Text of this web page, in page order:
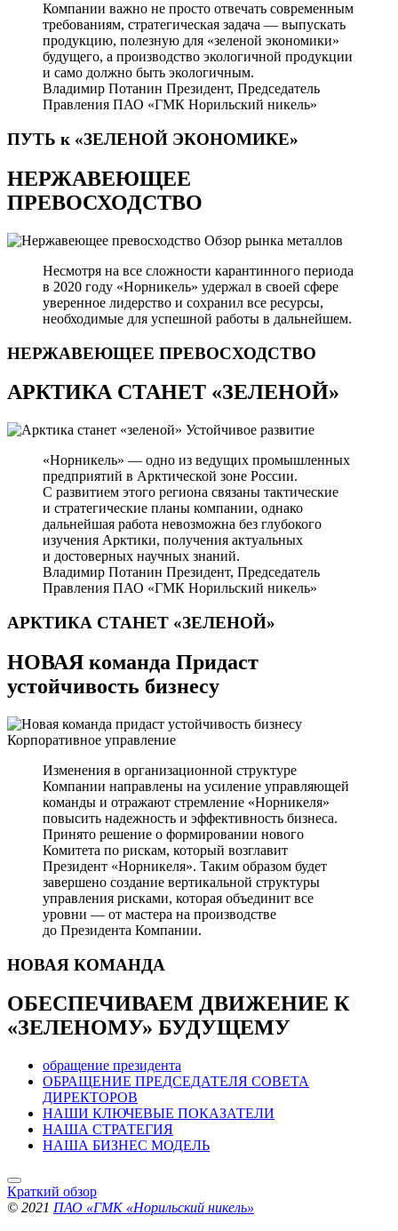
Компании важно не просто отвечать современным
требованиям, стратегическая задача — выпускать
продукцию, полезную для «зеленой экономики»
будущего, а производство экологичной продукции
и само должно быть экологичным.
Владимир Потанин Президент, Председатель
Правления ПАО «ГМК Норильский никель»
ПУТЬ к «ЗЕЛЕНОЙ ЭКОНОМИКЕ»
НЕРЖАВЕЮЩЕЕ
ПРЕВОСХОДСТВО
Обзор рынка металлов
Несмотря на все сложности карантинного периода
в 2020 году «Норникель» удержал в своей сфере
уверенное лидерство и сохранил все ресурсы,
необходимые для успешной работы в дальнейшем.
НЕРЖАВЕЮЩЕЕ ПРЕВОСХОДСТВО
АРКТИКА СТАНЕТ «ЗЕЛЕНОЙ»
Устойчивое развитие
«Норникель» — одно из ведущих промышленных
предприятий в Арктической зоне России.
С развитием этого региона связаны тактические
и стратегические планы компании, однако
дальнейшая работа невозможна без глубокого
изучения Арктики, получения актуальных
и достоверных научных знаний.
Владимир Потанин Президент, Председатель
Правления ПАО «ГМК Норильский никель»
АРКТИКА СТАНЕТ «ЗЕЛЕНОЙ»
НОВАЯ команда Придаст
устойчивость бизнесу
Корпоративное управление
Изменения в организационной структуре
Компании направлены на усиление управляющей
команды и отражают стремление «Норникеля»
повысить надежность и эффективность бизнеса.
Принято решение о формировании нового
Комитета по рискам, который возглавит
Президент «Норникеля». Таким образом будет
завершено создание вертикальной структуры
управления рисками, которая объединит все
уровни — от мастера на производстве
до Президента Компании.
НОВАЯ КОМАНДА
ОБЕСПЕЧИВАЕМ ДВИЖЕНИЕ К
«ЗЕЛЕНОМУ» БУДУЩЕМУ
обращение президента
ОБРАЩЕНИЕ ПРЕДСЕДАТЕЛЯ СОВЕТА
ДИРЕКТОРОВ
НАШИ КЛЮЧЕВЫЕ ПОКАЗАТЕЛИ
НАША СТРАТЕГИЯ
НАША БИЗНЕС МОДЕЛЬ
Краткий обзор
© 2021 ПАО «ГМК «Норильский никель»